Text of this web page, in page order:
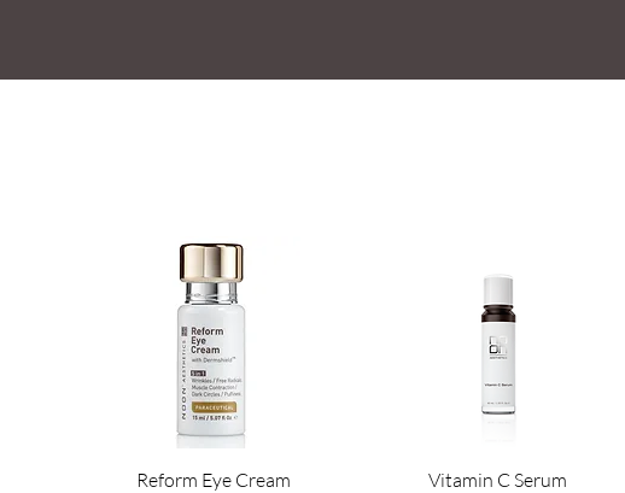
Reform Eye Cream Vitamin C Serum